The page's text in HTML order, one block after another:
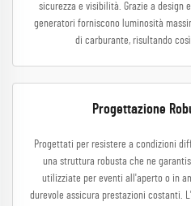
sicurezza e visibilità. Grazie a
generatori forniscono luminosità
di carburante, risultando
Progettazione
Progettati per resistere a condizioni
una struttura robusta che ne
utilizziate per eventi all'aperto o in
durevole assicura prestazioni costanti.